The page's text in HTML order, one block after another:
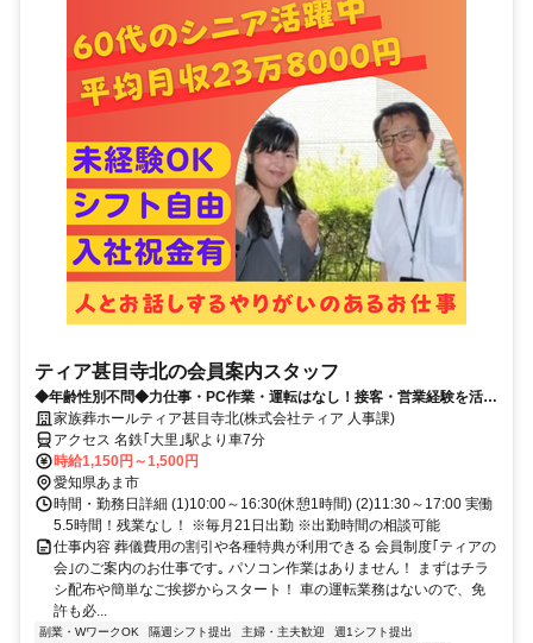
ティア甚目寺北の会員案内スタッフ
◆年齢性別不問◆力仕事・PC作業・運転はなし！接客・営業経験を活か
せるやりがいのある仕事◎
家族葬ホールティア甚目寺北(株式会社ティア 人事課)
アクセス 名鉄｢大里｣駅より車7分
時給1,150円～1,500円
愛知県あま市
時間・勤務日詳細 (1)10:00～16:30(休憩1時間) (2)11:30～17:00 実働
5.5時間！残業なし！ ※毎月21日出勤 ※出勤時間の相談可能
仕事内容 葬儀費用の割引や各種特典が利用できる 会員制度｢ティアの
会｣のご案内のお仕事です｡ パソコン作業はありません！ まずはチラ
シ配布や簡単なご挨拶からスタート！ 車の運転業務はないので、免
許も必...
副業・WワークOK 隔週シフト提出 主婦・主夫歓迎
週1シフト提出